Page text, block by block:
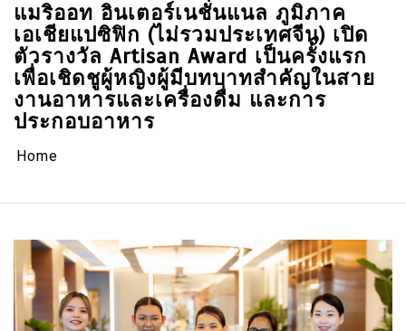
แมริออท อินเตอร์เนชั่นแนล ภูมิภาค
เอเชียแปซิฟิก (ไม่รวมประเทศจีน) เปิด
ตัวรางวัล Artisan Award เป็นครั้งแรก
เพื่อเชิดชูผู้หญิงผู้มีบทบาทสำคัญในสาย
งานอาหารและเครื่องดื่ม และการ
ประกอบอาหาร
Home